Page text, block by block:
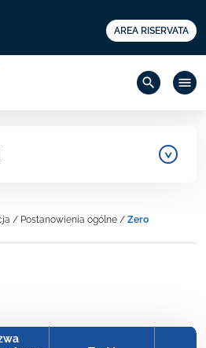
AREA RISERVATA
search menu
/ Postanowienia ogólne / Zero